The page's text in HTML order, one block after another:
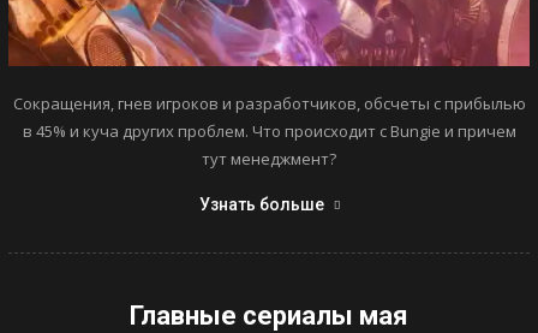
Сокращения, гнев игроков и разработчиков, обсчеты с прибылью
в 45% и куча других проблем. Что происходит с Bungie и причем
тут менеджмент?
Узнать больше
Главные сериалы мая